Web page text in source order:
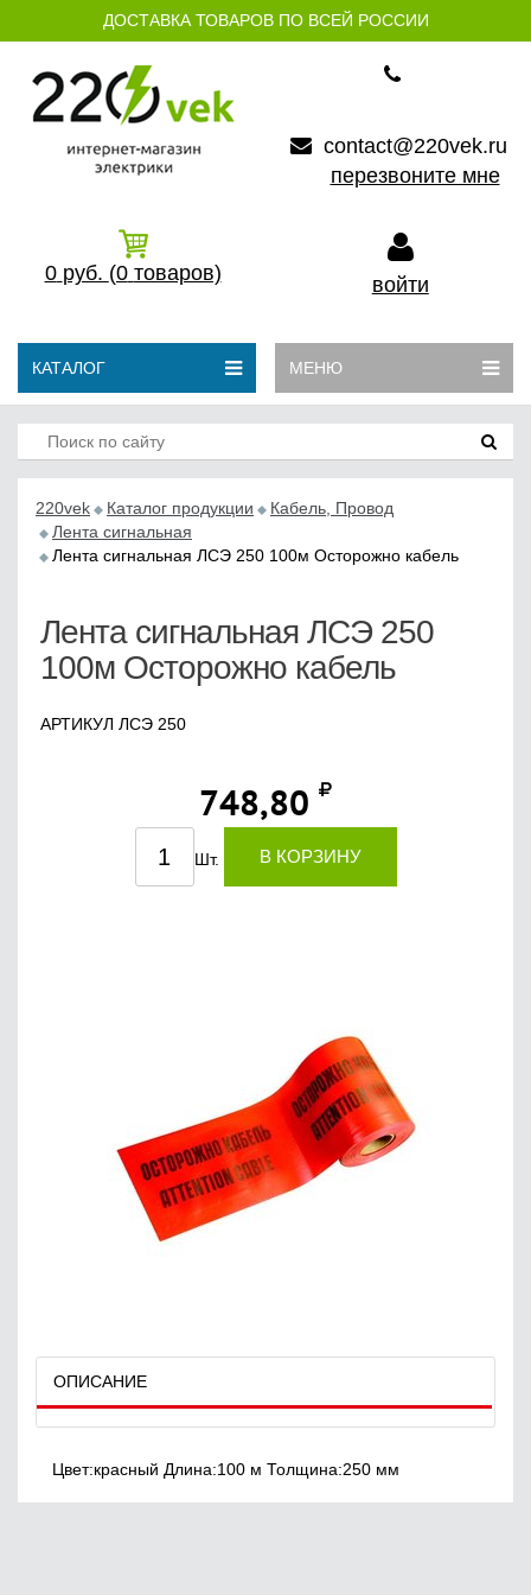
ДОСТАВКА ТОВАРОВ ПО ВСЕЙ РОССИИ
contact@220vek.ru
перезвоните мне
0 руб. (0 товаров) войти
КАТАЛОГ МЕНЮ
220vek Каталог продукции
Кабель, Провод
Лента сигнальная
Лента сигнальная ЛСЭ 250 100м Осторожно кабель
Лента сигнальная ЛСЭ 250
100м Осторожно кабель
АРТИКУЛ ЛСЭ 250
748,80
Шт. В КОРЗИНУ
ОПИСАНИЕ
Цвет:красный Длина:100 м Толщина:250 мм